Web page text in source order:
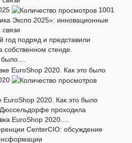
1001
Экспо 2025»: инновационные
год подряд и представили
собственном стенде.
было....
EuroShop 2020. Как это было
проходила
EuroShop 2020....